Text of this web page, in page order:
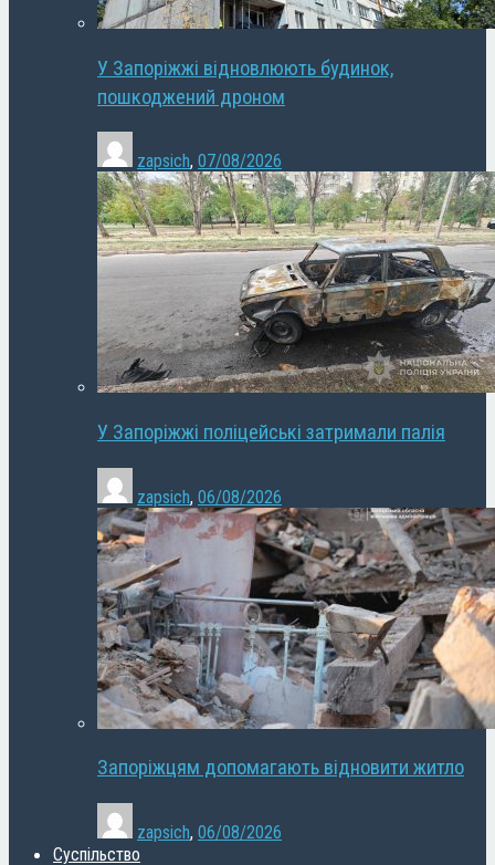
У Запоріжжі відновлюють будинок,
пошкоджений дроном
zapsich, 07/08/2026
У Запоріжжі поліцейські затримали палія
zapsich, 06/08/2026
Запоріжцям допомагають відновити житло
zapsich, 06/08/2026
Суспільство